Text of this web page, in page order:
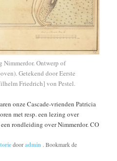
Nimmerdor. Ontwerp of
Getekend door Eerste
Friedrich] von Pestel.
onze Cascade-vrienden Patricia
met resp. een lezing over
rondleiding over Nimmerdor. CO
dooradmin . Bookmark de